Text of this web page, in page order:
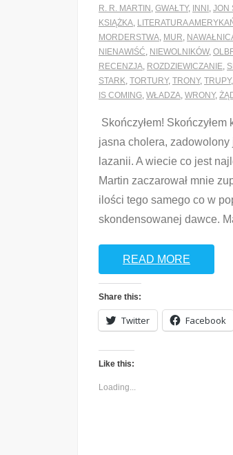
R. R. MARTIN GWAŁTY, INNI JON
KSIĄŻKA LITERATURA
MORDERSTWA MUR
NIENAWIŚĆ NIEWOLNIKÓW,
RECENZJA ROZDZIEWICZANIE
STARK TORTURY, TRONY, TRUPY,
IS COMING WŁADZA WRONY,
Skończyłem!
jasna cholera,
lazanii. A wiecie co jest
Martin zaczarował mnie
ilości tego samego co w
skondensowanej dawce.
READ MORE
Share this:
Twitter Facebook
Like this:
Loading...